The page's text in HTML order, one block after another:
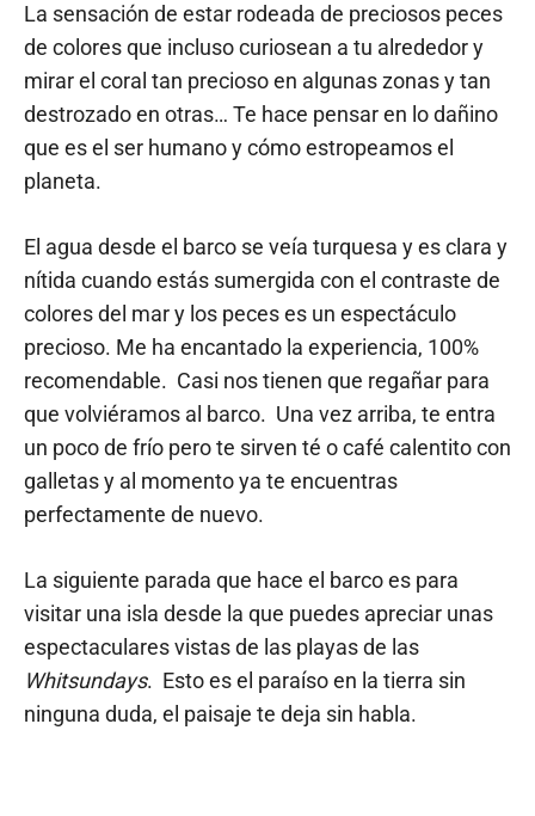
La sensación de estar rodeada de preciosos peces
de colores que incluso curiosean a tu alrededor y
mirar el coral tan precioso en algunas zonas y tan
destrozado en otras… Te hace pensar en lo dañino
que es el ser humano y cómo estropeamos el
planeta.
El agua desde el barco se veía turquesa y es clara y
nítida cuando estás sumergida con el contraste de
colores del mar y los peces es un espectáculo
precioso. Me ha encantado la experiencia, 100%
recomendable. Casi nos tienen que regañar para
que volviéramos al barco. Una vez arriba, te entra
un poco de frío pero te sirven té o café calentito con
galletas y al momento ya te encuentras
perfectamente de nuevo.
La siguiente parada que hace el barco es para
visitar una isla desde la que puedes apreciar unas
espectaculares vistas de las playas de las
Whitsundays. Esto es el paraíso en la tierra sin
ninguna duda, el paisaje te deja sin habla.